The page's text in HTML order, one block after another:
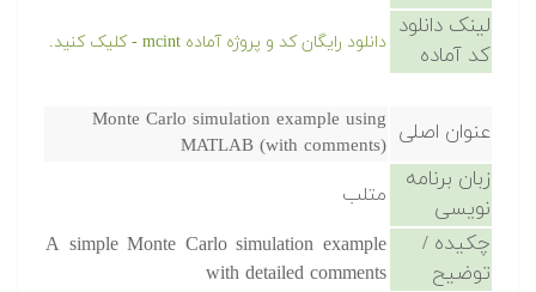
لینک دانلود
کد آماده
دانلود رایگان کد و پروژه آماده mcint - کلیک کنید.
عنوان اصلی Monte Carlo simulation example using
MATLAB (with comments)
زبان برنامه
نویسی
متلب
چکیده /
توضیح
A simple Monte Carlo simulation example
with detailed comments